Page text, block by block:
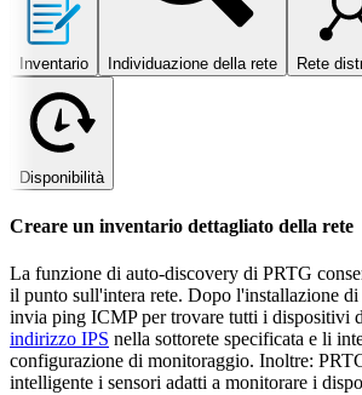
Inventario Individuazione della rete Rete
Disponibilità
Creare un inventario dettagliato della rete
La funzione di auto-discovery di PRTG
il punto sull'intera rete. Dopo l'installazione di
invia ping ICMP per trovare tutti i dispositivi
indirizzo IPS nella sottorete specificata e li
configurazione di monitoraggio. Inoltre:
intelligente i sensori adatti a monitorare i